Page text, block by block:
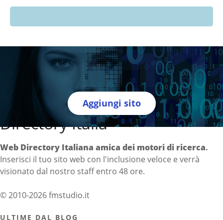
Aggiungi sito
Directory Italia
Web Directory Italiana amica dei motori di ricerca.
Inserisci il tuo sito web con l'inclusione veloce e verrà
visionato dal nostro staff entro 48 ore.
© 2010-2026 fmstudio.it
ULTIME DAL BLOG